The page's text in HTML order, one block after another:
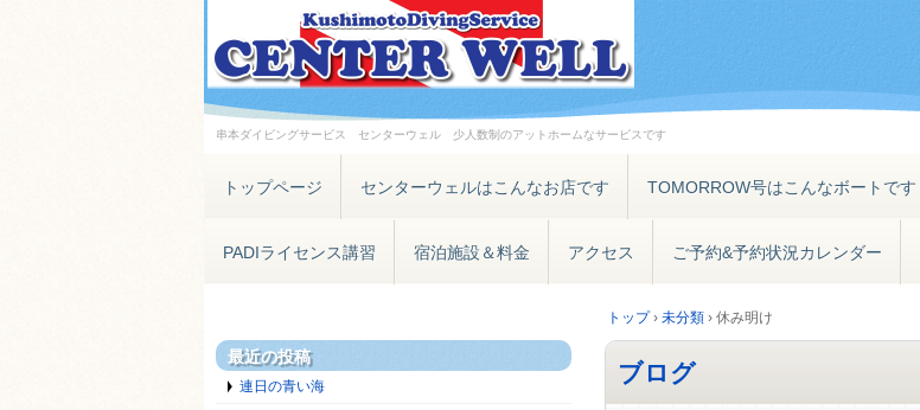
串本ダイビングサービス センターウェル 少人数制のアットホームなサービスです
トップページ センターウェルはこんなお店です TOMORROW号はこんなボートです
PADIライセンス講習 宿泊施設＆料金 アクセス ご予約&予約状況カレンダー
トップ› 未分類 › 休み明け
ブログ
最近の投稿
連日の青い海